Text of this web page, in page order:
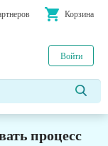
shopping_cart Корзина
Войти
процесс